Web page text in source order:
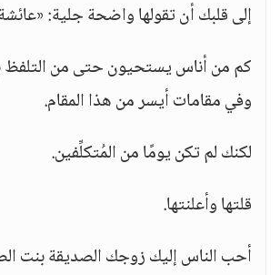
إلى قلبك أن تقولها واضحة جلية:
كم من أناس يستحيون حتى من التلفظ
وفي مقامات أيسر من هذا المقام.
لكنك لم تكن يومًا من المُتكلِّفين.
قلتها وأعلنتها.
أحب الناس إليك زوجك الصديقة بنت